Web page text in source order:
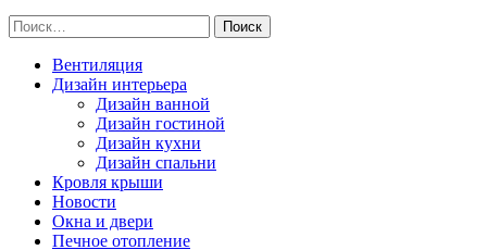
Найти:
Вентиляция
Дизайн интерьера
Дизайн ванной
Дизайн гостиной
Дизайн кухни
Дизайн спальни
Кровля крыши
Новости
Окна и двери
Печное отопление